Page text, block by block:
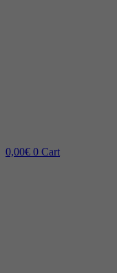
0,00€ 0 Cart